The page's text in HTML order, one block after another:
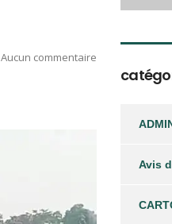
Aucun commentaire
Avis